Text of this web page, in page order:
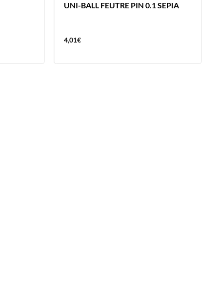
UNI-BALL FEUTRE PIN 0.1 SEPIA
4,01€